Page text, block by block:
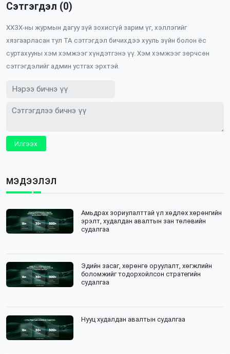
Сэтгэгдэл (0)
ХХЗХ-ны журмын дагуу зүй зохисгүй зарим үг, хэллэгийг
хязгаарласан тул ТА сэтгэгдэл бичихдээ хууль зүйн болон ёс
суртахууны хэм хэмжээг хүндэтгэнэ үү. Хэм хэмжээг зөрчсөн
сэтгэгдэлийг админ устгах эрхтэй.
Илгээх
МЭДЭЭЛЭЛ
Амьдрах зориулалттай үл хөдлөх хөрөнгийн
эрэлт, худалдан авалтын зан төлөвийн
судалгаа
Эдийн засаг, хөрөнгө оруулалт, хөгжлийн
боломжийг тодорхойлсон стратегийн
судалгаа
Нууц худалдан авалтын судалгаа